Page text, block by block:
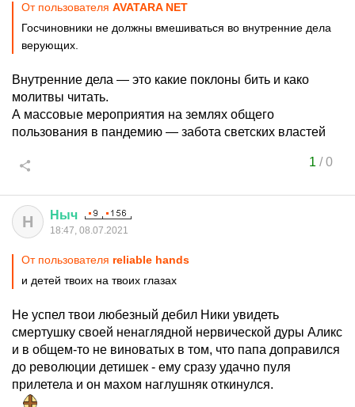
От пользователя AVATARA NET
Госчиновники не должны вмешиваться во внутренние дела
верующих.
Внутренние дела — это какие поклоны бить и како
молитвы читать.
А массовые мероприятия на землях общего
пользования в пандемию — забота светских властей
1 /0
Н Ныч
18:47, 08.07.2021
От пользователя reliable hands
и детей твоих на твоих глазах
Не успел твои любезный дебил Ники увидеть
смертушку своей ненаглядной нервической дуры Аликс
и в общем-то не виноватых в том, что папа доправился
до революции детишек - ему сразу удачно пуля
прилетела и он махом наглушняк откинулся.